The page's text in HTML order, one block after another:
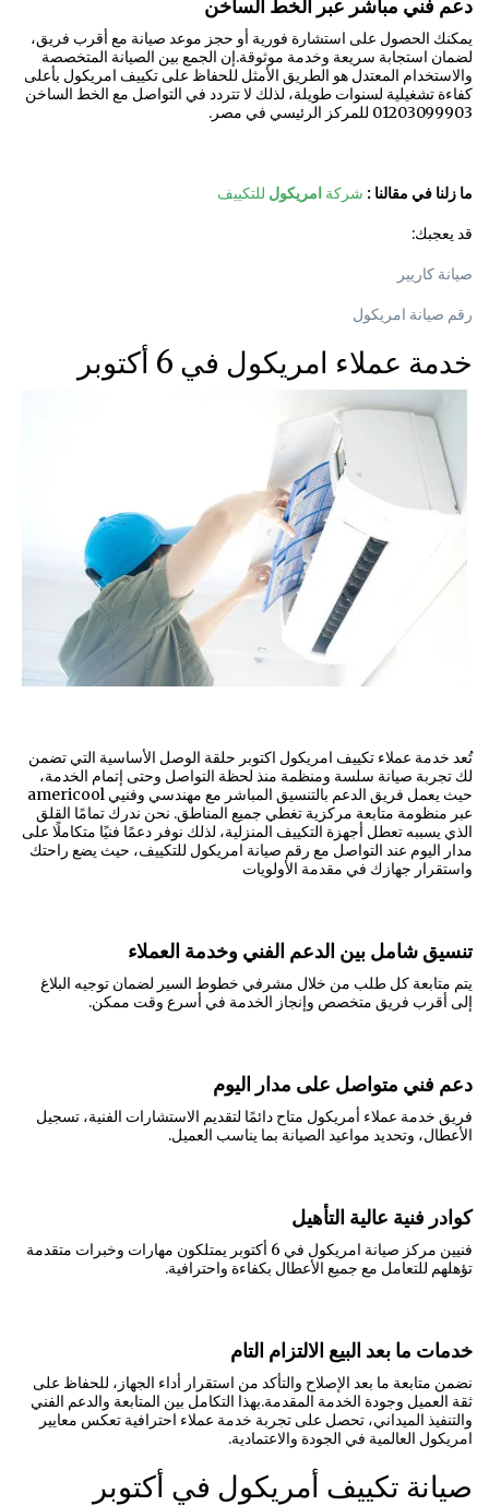
دعم فني مباشر عبر الخط الساخن
يمكنك الحصول على استشارة فورية أو حجز موعد صيانة مع أقرب فريق،
لضمان استجابة سريعة وخدمة موثوقة.إن الجمع بين الصيانة المتخصصة
والاستخدام المعتدل هو الطريق الأمثل للحفاظ على تكييف امريكول بأعلى
كفاءة تشغيلية لسنوات طويلة، لذلك لا تتردد في التواصل مع الخط الساخن
01203099903 للمركز الرئيسي في مصر.
ما زلنا في مقالنا : شركة امريكول للتكييف
قد يعجبك:
صيانة كاريير
رقم صيانة امريكول
خدمة عملاء امريكول في 6 أكتوبر
تُعد خدمة عملاء تكييف امريكول اكتوبر حلقة الوصل الأساسية التي تضمن
لك تجربة صيانة سلسة ومنظمة منذ لحظة التواصل وحتى إتمام الخدمة،
حيث يعمل فريق الدعم بالتنسيق المباشر مع مهندسي وفنيي americool
عبر منظومة متابعة مركزية تغطي جميع المناطق. نحن ندرك تمامًا القلق
الذي يسببه تعطل أجهزة التكييف المنزلية، لذلك نوفر دعمًا فنيًا متكاملًا على
مدار اليوم عند التواصل مع رقم صيانة امريكول للتكييف، حيث يضع راحتك
واستقرار جهازك في مقدمة الأولويات
تنسيق شامل بين الدعم الفني وخدمة العملاء
يتم متابعة كل طلب من خلال مشرفي خطوط السير لضمان توجيه البلاغ
إلى أقرب فريق متخصص وإنجاز الخدمة في أسرع وقت ممكن.
دعم فني متواصل على مدار اليوم
فريق خدمة عملاء أمريكول متاح دائمًا لتقديم الاستشارات الفنية، تسجيل
الأعطال، وتحديد مواعيد الصيانة بما يناسب العميل.
كوادر فنية عالية التأهيل
فنيين مركز صيانة امريكول في 6 أكتوبر يمتلكون مهارات وخبرات متقدمة
تؤهلهم للتعامل مع جميع الأعطال بكفاءة واحترافية.
خدمات ما بعد البيع الالتزام التام
نضمن متابعة ما بعد الإصلاح والتأكد من استقرار أداء الجهاز، للحفاظ على
ثقة العميل وجودة الخدمة المقدمة.بهذا التكامل بين المتابعة والدعم الفني
والتنفيذ الميداني، تحصل على تجربة خدمة عملاء احترافية تعكس معايير
امريكول العالمية في الجودة والاعتمادية.
صيانة تكييف أمريكول في أكتوبر